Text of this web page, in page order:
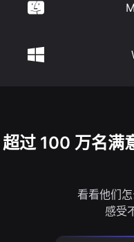
超过 100 万名满
看看他们
感受